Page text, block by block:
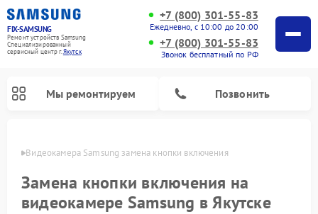
FIX-SAMSUNG
Ремонт устройств Samsung
Специализированный
cервисный центр г.Якутск
+7 (800) 301-55-83
Ежедневно, с 10:00 до 20:00
+7 (800) 301-55-83
Звонок бесплатный по РФ
Мы ремонтируем Позвонить
Видеокамера Samsung замена кнопки включения
Замена кнопки включения на
видеокамере Samsung в Якутске